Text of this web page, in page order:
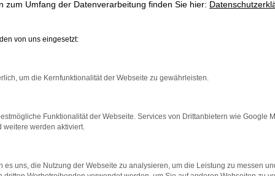
ist ganz sicher das passende Fahrzeug für Sie. Der Vorteil
eine herausragende Ausstattung und eine enorme
Import sowie als Gebraucht- oder Jahreswagen.
sind. Wir beraten Sie gerne und stehen Ihnen für all
Network Error
zum Umfang der Datenverarbeitung finden Sie hier:
von uns eingesetzt:
um die Kernfunktionalität der Webseite zu gewährleisten.
Funktionalität der Webseite. Services von Drittanbietern wie Google
weitere werden aktiviert.
es uns, die Nutzung der Webseite zu analysieren, um die Leistung zu messen